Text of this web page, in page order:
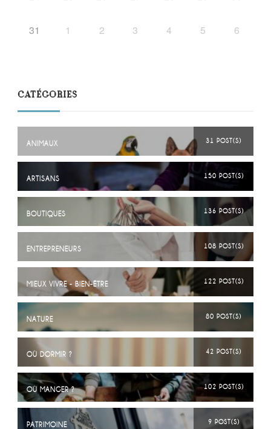
31 1 2 3 4 5 6
CATÉGORIES
ANIMAUX 31 POST(S)
ARTISANS 150 POST(S)
BOUTIQUES 136 POST(S)
ENTREPRENEURS 108 POST(S)
MIEUX VIVRE - BIEN-ÊTRE 122 POST(S)
NATURE 80 POST(S)
OÙ DORMIR ? 42 POST(S)
OÙ MANGER ? 102 POST(S)
PATRIMOINE 9 POST(S)